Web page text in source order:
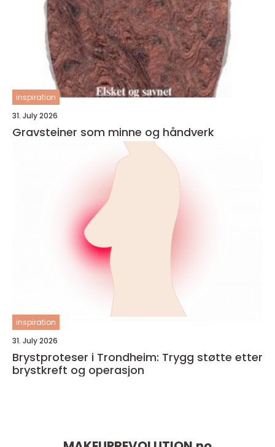
inspiration
31. July 2026
Gravsteiner som minne og håndverk
inspiration
31. July 2026
Brystproteser i Trondheim: Trygg støtte etter
brystkreft og operasjon